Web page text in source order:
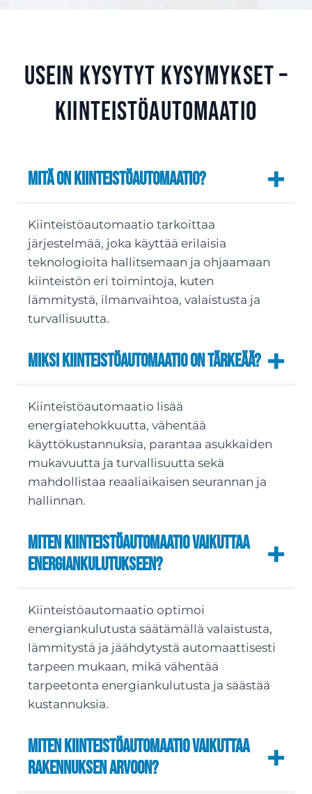
Usein kysytyt kysymykset –
kiinteistöautomaatio
Mitä on kiinteistöautomaatio?
Kiinteistöautomaatio tarkoittaa
järjestelmää, joka käyttää erilaisia
teknologioita hallitsemaan ja ohjaamaan
kiinteistön eri toimintoja, kuten
lämmitystä, ilmanvaihtoa, valaistusta ja
turvallisuutta.
Miksi kiinteistöautomaatio on tärkeää?
Kiinteistöautomaatio lisää
energiatehokkuutta, vähentää
käyttökustannuksia, parantaa asukkaiden
mukavuutta ja turvallisuutta sekä
mahdollistaa reaaliaikaisen seurannan ja
hallinnan.
Miten kiinteistöautomaatio vaikuttaa
energiankulutukseen?
Kiinteistöautomaatio optimoi
energiankulutusta säätämällä valaistusta,
lämmitystä ja jäähdytystä automaattisesti
tarpeen mukaan, mikä vähentää
tarpeetonta energiankulutusta ja säästää
kustannuksia.
Miten kiinteistöautomaatio vaikuttaa
rakennuksen arvoon?